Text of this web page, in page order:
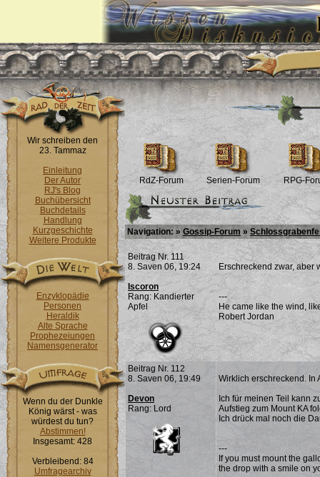
Wir schreiben den
23. Tammaz
Einleitung
Der Autor
RJ's Blog
Buchübersicht
Buchdetails
Handlung
Kurzgeschichte
Weitere Produkte
Enzyklopädie
Personen
Heraldik
Alte Sprache
Prophezeiungen
Namensgenerator
Wenn du der Dunkle
König wärst - was
würdest du tun?
Abstimmen!
Insgesamt: 428
Verbleibend: 84
Umfragearchiv
RdZ-Forum Serien-Forum RPG-
Navigation: » Gossip-Forum »
Beitrag Nr. 111
8. Saven 06, 19:24
Iscoron
Rang: Kandierter
Apfel
Erschreckend zwar, aber
---
He came like the wind,
Robert Jordan
Beitrag Nr. 112
8. Saven 06, 19:49
Devon
Rang: Lord
Wirklich erschreckend. In
Ich für meinen Teil kann
Aufstieg zum Mount KA
Ich drück mal noch die
---
If you must mount the
the drop with a smile on